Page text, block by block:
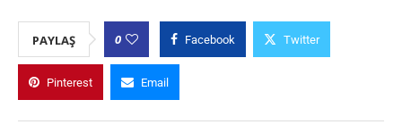
PAYLAŞ 0 Facebook Twitter
Pinterest Email